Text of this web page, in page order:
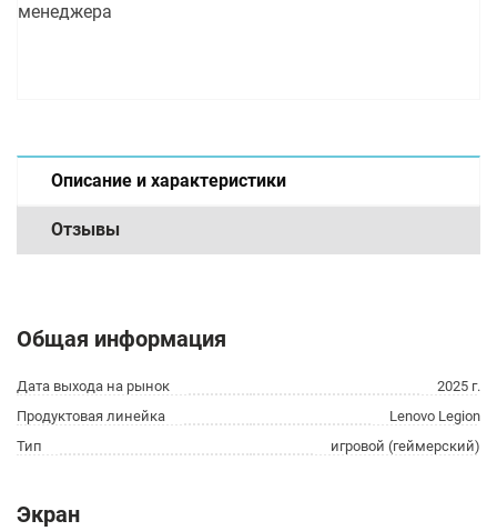
менеджера
Описание и характеристики
Отзывы
Общая информация
Дата выхода на рынок
2025 г.
Продуктовая линейка
Lenovo Legion
Тип
игровой (геймерский)
Экран